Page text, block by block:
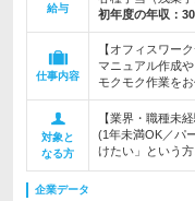
給与
初年度の年収：
仕事内容
【オフィスワー
マニュアル作成
モクモク作業を
対象と
なる方
【業界・職種未
(1年未満OK／パ
けたい」という方
企業データ